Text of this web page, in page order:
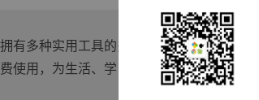
有多种实用工具的多功能工具箱软件，多
使用，为生活、学习、工作带来更多便利。